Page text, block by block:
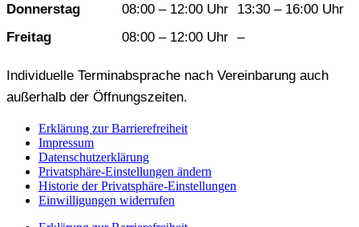
Donnerstag
08:00 – 12:00 Uhr
13:30 – 16:00 Uhr
Freitag
08:00 – 12:00 Uhr –
Individuelle Terminabsprache nach Vereinbarung auch
außerhalb der Öffnungszeiten.
Erklärung zur Barrierefreiheit
Impressum
Datenschutzerklärung
Privatsphäre-Einstellungen ändern
Historie der Privatsphäre-Einstellungen
Einwilligungen widerrufen